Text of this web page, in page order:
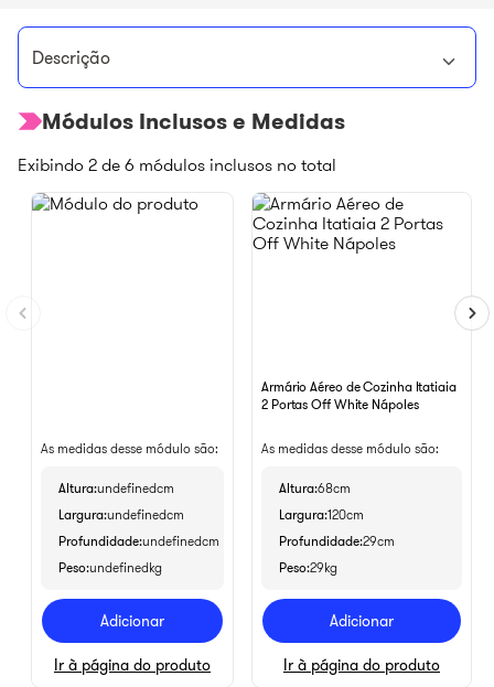
Descrição
Módulos Inclusos e Medidas
Exibindo 2 de 6 módulos inclusos no total
As medidas desse módulo são:
Altura undefinedcm
Largura undefinedcm
Profundidade undefinedcm
Peso undefinedkg
Adicionar
Ir à página do produto
Armário Aéreo de Cozinha Itatiaia
2 Portas Off White Nápoles
As medidas desse módulo são:
Altura 68cm
Largura 120cm
Profundidade 29cm
Peso 29kg
Adicionar
Ir à página do produto